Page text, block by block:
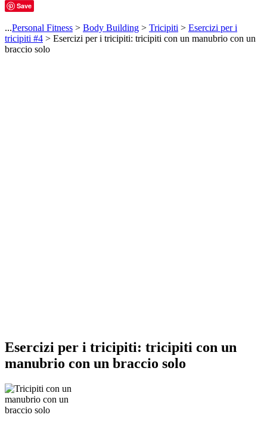
Save
...Personal Fitness > Body Building > Tricipiti > Esercizi per i
tricipiti #4 > Esercizi per i tricipiti: tricipiti con un manubrio con un
braccio solo
Esercizi per i tricipiti: tricipiti con un
manubrio con un braccio solo